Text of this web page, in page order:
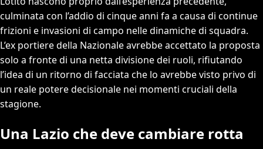
culminata con l’addio di cinque anni fa a causa di continue
frizioni e invasioni di campo nelle dinamiche di squadra.
L’ex portiere della Nazionale avrebbe accettato la proposta
solo a fronte di una netta divisione dei ruoli, rifiutando
l’idea di un ritorno di facciata che lo avrebbe visto privo di
un reale potere decisionale nei momenti cruciali della
stagione.
Una Lazio che deve cambiare rotta